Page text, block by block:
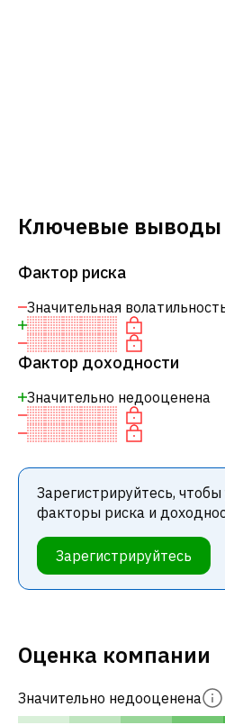
Ключевые выводы
Фактор риска
Значительная
Фактор доходности
Значительно недооценена
Зарегистрируйтесь,
факторы риска и
Зарегистрируйтесь
Оценка компании
Значительно недооценена